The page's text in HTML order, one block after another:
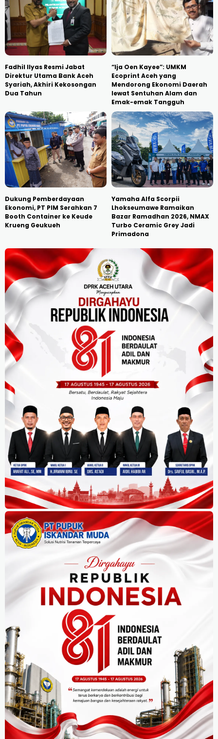
Fadhil Ilyas Resmi Jabat
Direktur Utama Bank Aceh
Syariah, Akhiri Kekosongan
Dua Tahun
“Ija Oen Kayee”: UMKM
Ecoprint Aceh yang
Mendorong Ekonomi Daerah
lewat Sentuhan Alam dan
Emak-emak Tangguh
Dukung Pemberdayaan
Ekonomi, PT PIM Serahkan 7
Booth Container ke Keude
Krueng Geukueh
Yamaha Alfa Scorpii
Lhokseumawe Ramaikan
Bazar Ramadhan 2026, NMAX
Turbo Ceramic Grey Jadi
Primadona